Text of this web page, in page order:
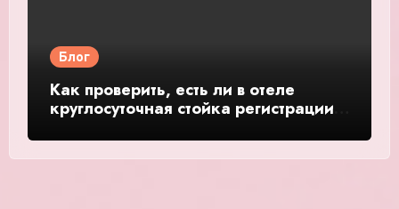
Блог
Как проверить, есть ли в отеле
круглосуточная стойка регистрации